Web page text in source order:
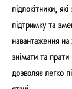
підлокітники,
підтримку та
навантаження
знімати та
дозволяє легко